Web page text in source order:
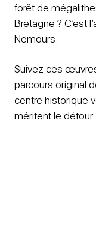
forêt de
Bretagne ? C’est
Nemours.
Suivez ces
parcours original
centre historique
méritent le détour.